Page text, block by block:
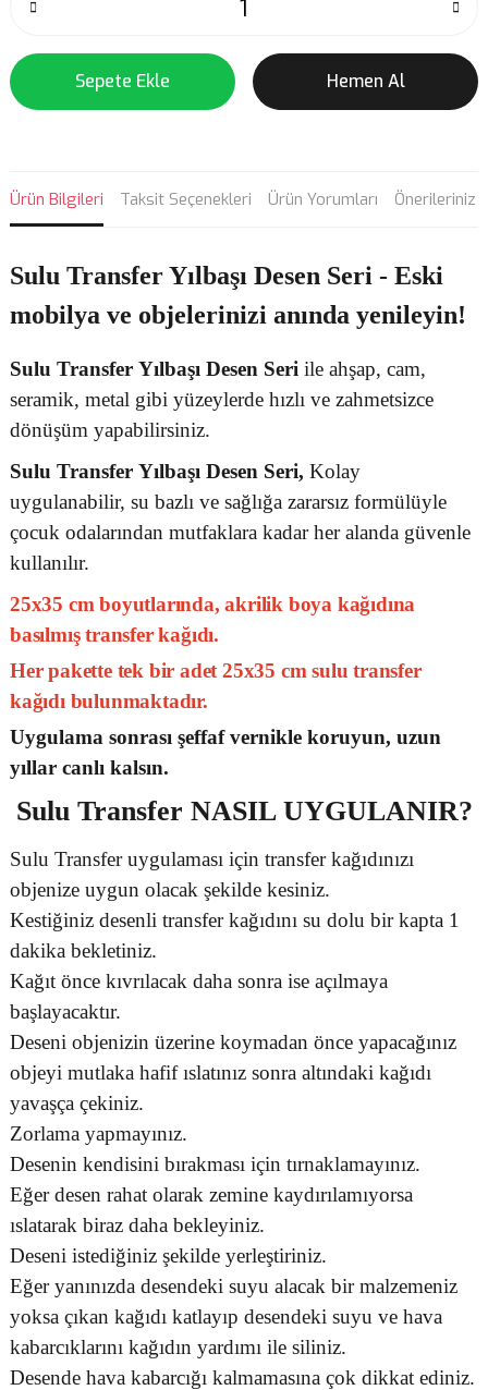
Sepete Ekle Hemen Al
Ürün Bilgileri Taksit Seçenekleri Ürün Yorumları Önerileriniz
Sulu Transfer Yılbaşı Desen Seri - Eski
mobilya ve objelerinizi anında yenileyin!
Sulu Transfer Yılbaşı Desen Seri ile ahşap, cam,
seramik, metal gibi yüzeylerde hızlı ve zahmetsizce
dönüşüm yapabilirsiniz.
Sulu Transfer Yılbaşı Desen Seri, Kolay
uygulanabilir, su bazlı ve sağlığa zararsız formülüyle
çocuk odalarından mutfaklara kadar her alanda güvenle
kullanılır.
25x35 cm boyutlarında, akrilik boya kağıdına
basılmış transfer kağıdı.
Her pakette tek bir adet 25x35 cm sulu transfer
kağıdı bulunmaktadır.
Uygulama sonrası şeffaf vernikle koruyun, uzun
yıllar canlı kalsın.
Sulu Transfer NASIL UYGULANIR?
Sulu Transfer uygulaması için transfer kağıdınızı
objenize uygun olacak şekilde kesiniz.
Kestiğiniz desenli transfer kağıdını su dolu bir kapta 1
dakika bekletiniz.
Kağıt önce kıvrılacak daha sonra ise açılmaya
başlayacaktır.
Deseni objenizin üzerine koymadan önce yapacağınız
objeyi mutlaka hafif ıslatınız sonra altındaki kağıdı
yavaşça çekiniz.
Zorlama yapmayınız.
Desenin kendisini bırakması için tırnaklamayınız.
Eğer desen rahat olarak zemine kaydırılamıyorsa
ıslatarak biraz daha bekleyiniz.
Deseni istediğiniz şekilde yerleştiriniz.
Eğer yanınızda desendeki suyu alacak bir malzemeniz
yoksa çıkan kağıdı katlayıp desendeki suyu ve hava
kabarcıklarını kağıdın yardımı ile siliniz.
Desende hava kabarcığı kalmamasına çok dikkat ediniz.